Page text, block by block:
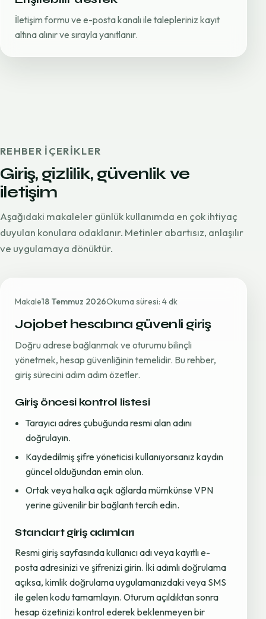
İletişim formu ve e-posta kanalı ile talepleriniz kayıt
altına alınır ve sırayla yanıtlanır.
REHBER IÇERIKLER
Giriş, gizlilik, güvenlik ve
iletişim
Aşağıdaki makaleler günlük kullanımda en çok ihtiyaç
duyulan konulara odaklanır. Metinler abartısız, anlaşılır
ve uygulamaya dönüktür.
Makale18 Temmuz 2026Okuma süresi: 4 dk
Jojobet hesabına güvenli giriş
Doğru adrese bağlanmak ve oturumu bilinçli
yönetmek, hesap güvenliğinin temelidir. Bu rehber,
giriş sürecini adım adım özetler.
Giriş öncesi kontrol listesi
Tarayıcı adres çubuğunda resmi alan adını
doğrulayın.
Kaydedilmiş şifre yöneticisi kullanıyorsanız kaydın
güncel olduğundan emin olun.
Ortak veya halka açık ağlarda mümkünse VPN
yerine güvenilir bir bağlantı tercih edin.
Standart giriş adımları
Resmi giriş sayfasında kullanıcı adı veya kayıtlı e-
posta adresinizi ve şifrenizi girin. İki adımlı doğrulama
açıksa, kimlik doğrulama uygulamanızdaki veya SMS
ile gelen kodu tamamlayın. Oturum açıldıktan sonra
hesap özetinizi kontrol ederek beklenmeyen bir